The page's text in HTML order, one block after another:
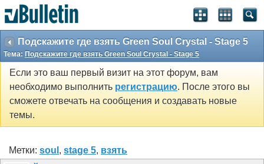
Подскажите где взять Green Soul Crystal - Stage 5
Тема: Подскажите где взять Green Soul Crystal - Stage 5
Если это ваш первый визит на этот форум, вам
необходимо выполнить регистрацию. После этого вы
сможете отвечать на сообщения и создавать новые
темы.
Метки: soul , stage 5, взять